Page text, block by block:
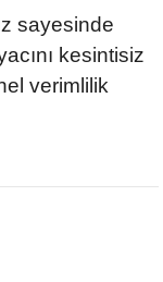
sayesinde
kesintisiz
verimlilik